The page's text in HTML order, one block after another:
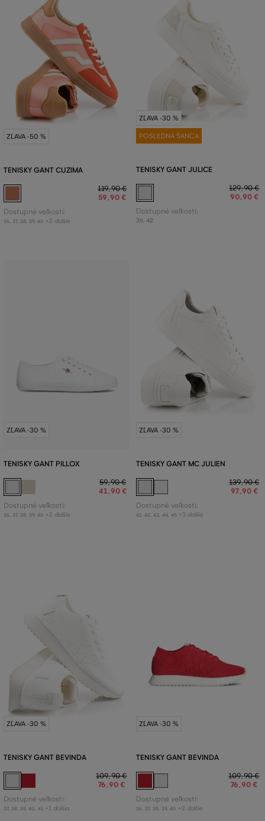
ZĽAVA -50 %
TENISKY GANT CUZIMA
119,90 €
59,90 €
Dostupné veľkosti:
36 37, 38 39, 40 +2 ďalšie
ZĽAVA -30 %
POSLEDNÁ ŠANCA
TENISKY GANT JULICE
129,90 €
90,90 €
Dostupné veľkosti:
36, 42
ZĽAVA -30 %
TENISKY GANT PILLOX
59,90 €
41,90 €
Dostupné veľkosti:
36 37, 38 39, 40 +2 ďalšie
ZĽAVA -30 %
TENISKY GANT MC JULIEN
139,90 €
97,90 €
Dostupné veľkosti:
41 42 43 44 45 +3 ďalšie
ZĽAVA -30 %
TENISKY GANT BEVINDA
109,90 €
76,90 €
Dostupné veľkosti:
37, 38 39, 40 41 +1 ďalšia
ZĽAVA -30 %
TENISKY GANT BEVINDA
109,90 €
76,90 €
Dostupné veľkosti:
36 37, 38 39, 40 +2 ďalšie